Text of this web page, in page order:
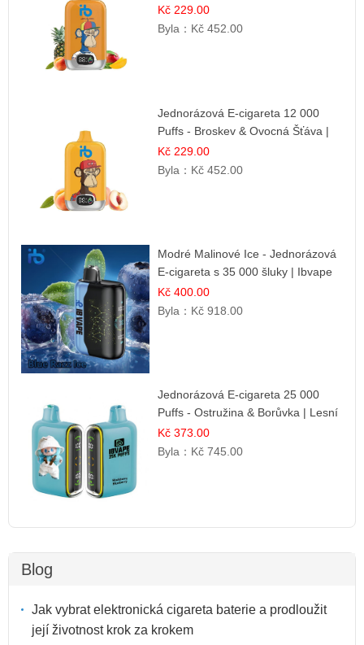
směs
Kč 229.00
Byla： Kč 452.00
Jednorázová E-cigareta 12 000
Puffs - Broskev & Ovocná Šťáva |
Osvěžující ovocná směs
Kč 229.00
Byla： Kč 452.00
Modré Malinové Ice - Jednorázová
E-cigareta s 35 000 šluky | Ibvape
Kč 400.00
Byla： Kč 918.00
Jednorázová E-cigareta 25 000
Puffs - Ostružina & Borůvka | Lesní
ovocná směs
Kč 373.00
Byla： Kč 745.00
Blog
Jak vybrat elektronická cigareta baterie a prodloužit
její životnost krok za krokem